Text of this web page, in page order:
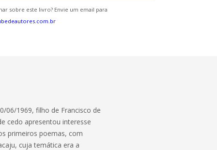
sobre este livro? Envie um email para
06/1969, filho de Francisco de
cedo apresentou interesse
primeiros poemas, com
cuja temática era a